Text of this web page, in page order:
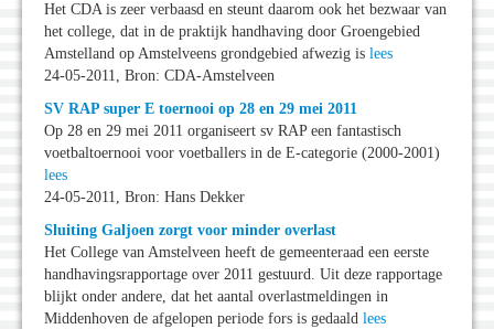
Het CDA is zeer verbaasd en steunt daarom ook het bezwaar van
het college, dat in de praktijk handhaving door Groengebied
Amstelland op Amstelveens grondgebied afwezig is lees
24-05-2011, Bron: CDA-Amstelveen
SV RAP super E toernooi op 28 en 29 mei 2011
Op 28 en 29 mei 2011 organiseert sv RAP een fantastisch
voetbaltoernooi voor voetballers in de E-categorie (2000-2001)
lees
24-05-2011, Bron: Hans Dekker
Sluiting Galjoen zorgt voor minder overlast
Het College van Amstelveen heeft de gemeenteraad een eerste
handhavingsrapportage over 2011 gestuurd. Uit deze rapportage
blijkt onder andere, dat het aantal overlastmeldingen in
Middenhoven de afgelopen periode fors is gedaald lees